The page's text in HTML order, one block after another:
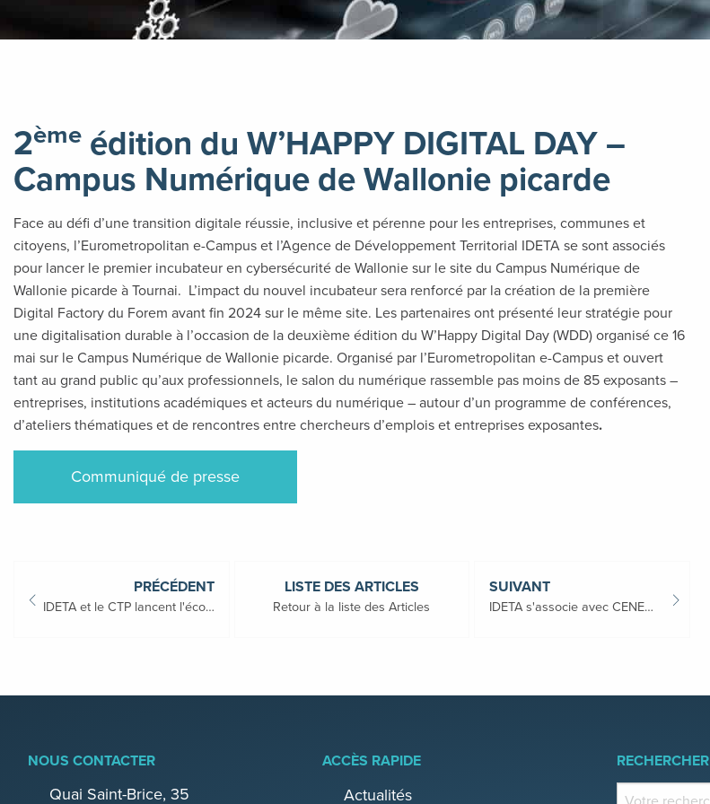
2ème édition du W’HAPPY DIGITAL DAY –
Campus Numérique de Wallonie picarde
Face au défi d’une transition digitale réussie, inclusive et pérenne pour les entreprises, communes et
citoyens, l’Eurometropolitan e-Campus et l’Agence de Développement Territorial IDETA se sont associés
pour lancer le premier incubateur en cybersécurité de Wallonie sur le site du Campus Numérique de
Wallonie picarde à Tournai. L’impact du nouvel incubateur sera renforcé par la création de la première
Digital Factory du Forem avant fin 2024 sur le même site. Les partenaires ont présenté leur stratégie pour
une digitalisation durable à l’occasion de la deuxième édition du W’Happy Digital Day (WDD) organisé ce 16
mai sur le Campus Numérique de Wallonie picarde. Organisé par l’Eurometropolitan e-Campus et ouvert
tant au grand public qu’aux professionnels, le salon du numérique rassemble pas moins de 85 exposants –
entreprises, institutions académiques et acteurs du numérique – autour d’un programme de conférences,
d’ateliers thématiques et de rencontres entre chercheurs d’emplois et entreprises exposantes.
Communiqué de presse
PRÉCÉDENT
IDETA et le CTP lancent l'écosystème MC² à Tournai
LISTE DES ARTICLES
Retour à la liste des Articles
SUIVANT
IDETA s'associe avec CENEO, Igretec et IDEA pour accélérer la transition énergétique des communes
NOUS CONTACTER
Quai Saint-Brice, 35
ACCÈS RAPIDE
Actualités
RECHERCHER